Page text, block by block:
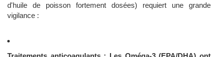
d'huile de poisson fortement dosées) requiert une grande
vigilance :